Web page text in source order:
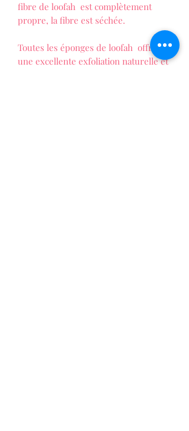
fibre de loofah est complètement
propre, la fibre est séchée.
Toutes les éponges de loofah offrent
une excellente exfoliation naturelle et